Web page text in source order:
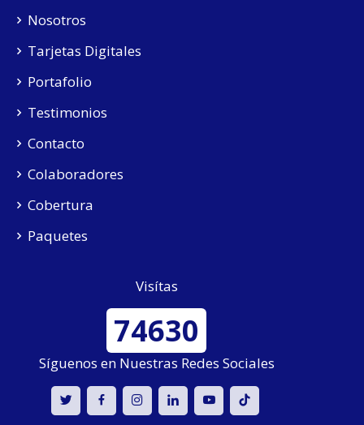
Nosotros
Tarjetas Digitales
Portafolio
Testimonios
Contacto
Colaboradores
Cobertura
Paquetes
Visítas
74630
Síguenos en Nuestras Redes Sociales